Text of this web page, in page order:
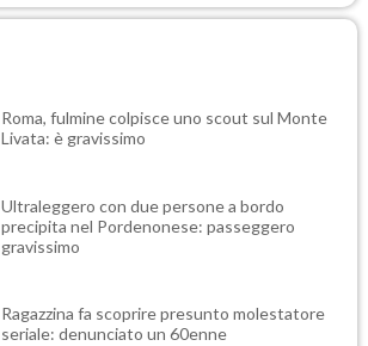
Roma, fulmine colpisce uno scout sul Monte
Livata: è gravissimo
Ultraleggero con due persone a bordo
precipita nel Pordenonese: passeggero
gravissimo
Ragazzina fa scoprire presunto molestatore
seriale: denunciato un 60enne